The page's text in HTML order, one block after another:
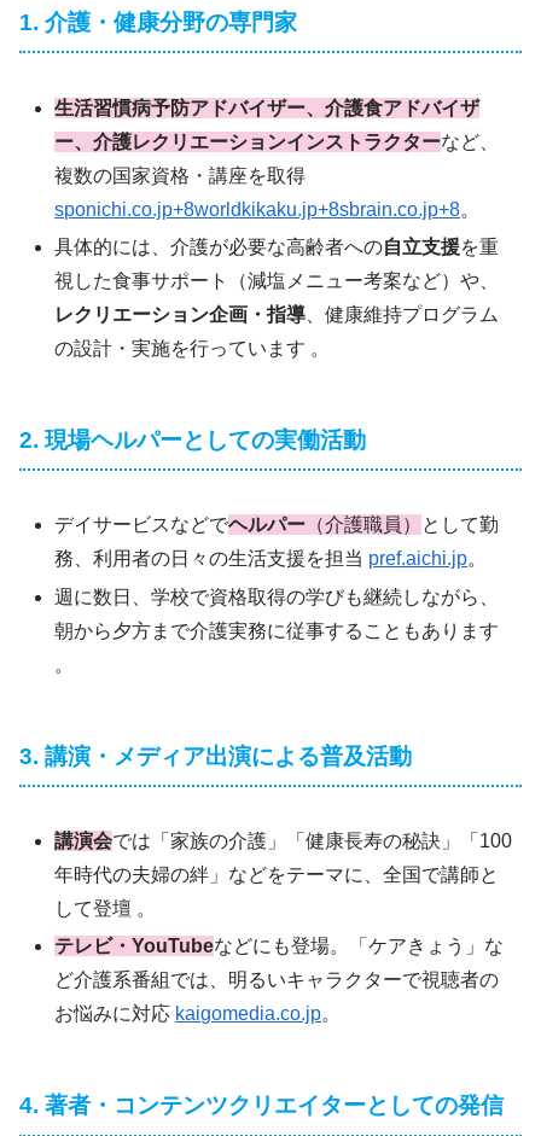
1. 介護・健康分野の専門家
生活習慣病予防アドバイザー、介護食アドバイザ
ー、介護レクリエーションインストラクターなど、
複数の国家資格・講座を取得
sponichi.co.jp+8worldkikaku.jp+8sbrain.co.jp+8。
具体的には、介護が必要な高齢者への自立支援を重
視した食事サポート（減塩メニュー考案など）や、
レクリエーション企画・指導 、健康維持プログラム
の設計・実施を行っています 。
2. 現場ヘルパーとしての実働活動
デイサービスなどでヘルパー （介護職員）
として勤
務、利用者の日々の生活支援を担当 pref.aichi.jp。
週に数日、学校で資格取得の学びも継続しながら、
朝から夕方まで介護実務に従事することもあります
。
3. 講演・メディア出演による普及活動
講演会では「家族の介護」「健康長寿の秘訣」「100
年時代の夫婦の絆」などをテーマに、全国で講師と
して登壇 。
テレビ・YouTubeなどにも登場。「ケアきょう」な
ど介護系番組では、明るいキャラクターで視聴者の
お悩みに対応 kaigomedia.co.jp。
4. 著者・コンテンツクリエイターとしての発信